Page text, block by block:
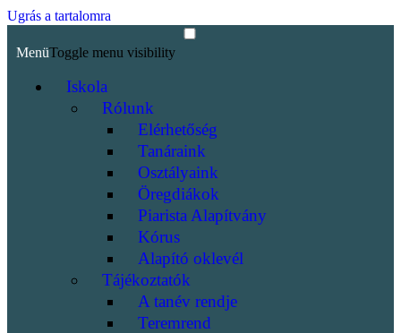
Ugrás a tartalomra
MenüToggle menu visibility
Iskola
Rólunk
Elérhetőség
Tanáraink
Osztályaink
Öregdiákok
Piarista Alapítvány
Kórus
Alapító oklevél
Tájékoztatók
A tanév rendje
Teremrend